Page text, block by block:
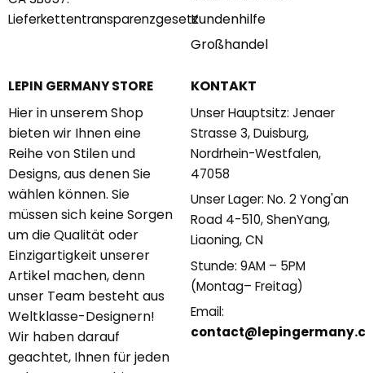
LieferkettentransparenzgesetzKundenhilfe
Großhandel
LEPIN GERMANY STORE
Hier in unserem Shop
bieten wir Ihnen eine
Reihe von Stilen und
Designs, aus denen Sie
wählen können. Sie
müssen sich keine Sorgen
um die Qualität oder
Einzigartigkeit unserer
Artikel machen, denn
unser Team besteht aus
Weltklasse-Designern!
Wir haben darauf
geachtet, Ihnen für jeden
KONTAKT
Unser Hauptsitz: Jenaer
Strasse 3, Duisburg,
Nordrhein-Westfalen,
47058
Unser Lager: No. 2 Yong'an
Road 4-510, ShenYang,
Liaoning, CN
Stunde: 9AM – 5PM
(Montag– Freitag)
Email: